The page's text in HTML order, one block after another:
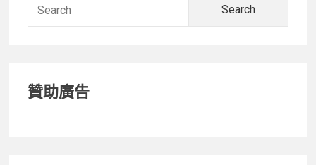
贊助廣告